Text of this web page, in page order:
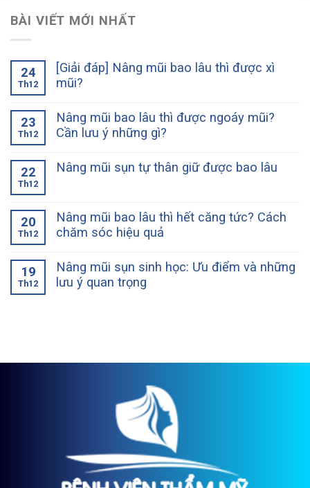
BÀI VIẾT MỚI NHẤT
24
Th12
[Giải đáp] Nâng mũi bao lâu thì được xì
mũi?
23
Th12
Nâng mũi bao lâu thì được ngoáy mũi?
Cần lưu ý những gì?
22
Th12
Nâng mũi sụn tự thân giữ được bao lâu
20
Th12
Nâng mũi bao lâu thì hết căng tức? Cách
chăm sóc hiệu quả
19
Th12
Nâng mũi sụn sinh học: Ưu điểm và những
lưu ý quan trọng